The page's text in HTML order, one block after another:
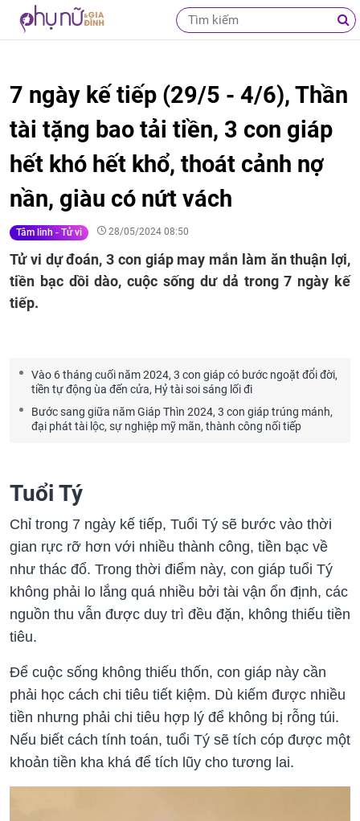
7 ngày kế tiếp (29/5 - 4/6), Thần
tài tặng bao tải tiền, 3 con giáp
hết khó hết khổ, thoát cảnh nợ
nần, giàu có nứt vách
Tâm linh - Tử vi 28/05/2024 08:50
Tử vi dự đoán, 3 con giáp may mắn làm ăn thuận lợi,
tiền bạc dồi dào, cuộc sống dư dả trong 7 ngày kế
tiếp.
Vào 6 tháng cuối năm 2024, 3 con giáp có bước ngoặt đổi đời,
tiền tự động ùa đến cửa, Hỷ tài soi sáng lối đi
Bước sang giữa năm Giáp Thìn 2024, 3 con giáp trúng mánh,
đại phát tài lộc, sự nghiệp mỹ mãn, thành công nối tiếp
Tuổi Tý
Chỉ trong 7 ngày kế tiếp, Tuổi Tý sẽ bước vào thời
gian rực rỡ hơn với nhiều thành công, tiền bạc về
như thác đổ. Trong thời điểm này, con giáp tuổi Tý
không phải lo lắng quá nhiều bởi tài vận ổn định, các
nguồn thu vẫn được duy trì đều đặn, không thiếu tiền
tiêu.
Để cuộc sống không thiếu thốn, con giáp này cần
phải học cách chi tiêu tiết kiệm. Dù kiếm được nhiều
tiền nhưng phải chi tiêu hợp lý để không bị rỗng túi.
Nếu biết cách tính toán, tuổi Tý sẽ tích cóp được một
khoản tiền kha khá để tích lũy cho tương lai.